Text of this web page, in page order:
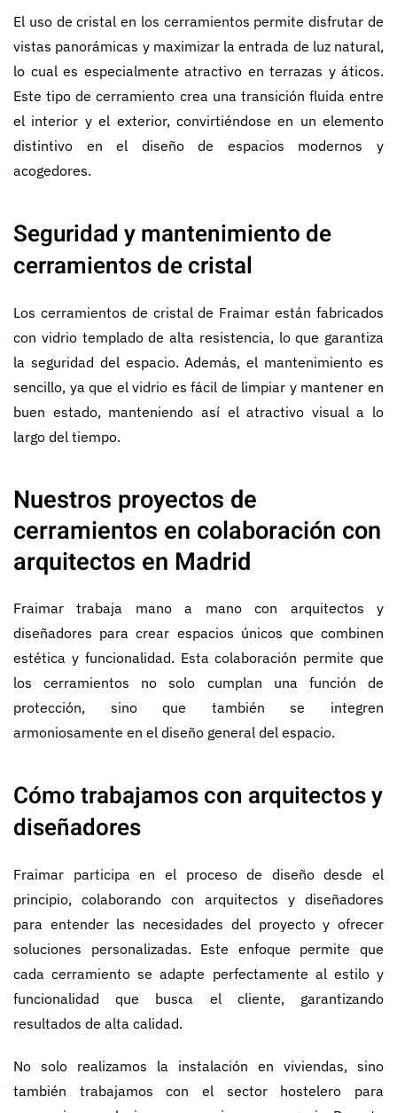
El uso de cristal en los cerramientos permite disfrutar de
vistas panorámicas y maximizar la entrada de luz natural,
lo cual es especialmente atractivo en terrazas y áticos.
Este tipo de cerramiento crea una transición fluida entre
el interior y el exterior, convirtiéndose en un elemento
distintivo en el diseño de espacios modernos y
acogedores.
Seguridad y mantenimiento de
cerramientos de cristal
Los cerramientos de cristal de Fraimar están fabricados
con vidrio templado de alta resistencia, lo que garantiza
la seguridad del espacio. Además, el mantenimiento es
sencillo, ya que el vidrio es fácil de limpiar y mantener en
buen estado, manteniendo así el atractivo visual a lo
largo del tiempo.
Nuestros proyectos de
cerramientos en colaboración con
arquitectos en Madrid
Fraimar trabaja mano a mano con arquitectos y
diseñadores para crear espacios únicos que combinen
estética y funcionalidad. Esta colaboración permite que
los cerramientos no solo cumplan una función de
protección, sino que también se integren
armoniosamente en el diseño general del espacio.
Cómo trabajamos con arquitectos y
diseñadores
Fraimar participa en el proceso de diseño desde el
principio, colaborando con arquitectos y diseñadores
para entender las necesidades del proyecto y ofrecer
soluciones personalizadas. Este enfoque permite que
cada cerramiento se adapte perfectamente al estilo y
funcionalidad que busca el cliente, garantizando
resultados de alta calidad.
No solo realizamos la instalación en viviendas, sino
también trabajamos con el sector hostelero para